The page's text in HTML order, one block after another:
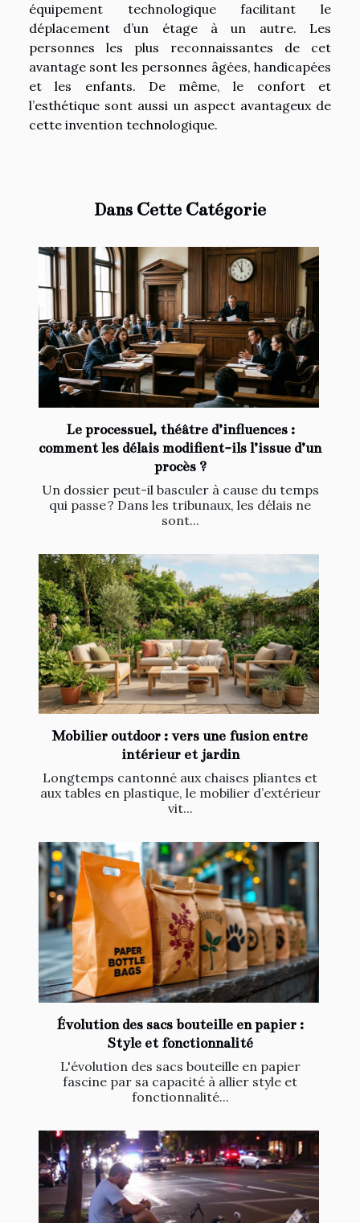
équipement technologique facilitant le
déplacement d’un étage à un autre. Les
personnes les plus reconnaissantes de cet
avantage sont les personnes âgées, handicapées
et les enfants. De même, le confort et
l’esthétique sont aussi un aspect avantageux de
cette invention technologique.
Dans Cette Catégorie
Le processuel, théâtre d’influences :
comment les délais modifient-ils l’issue d’un
procès ?
Un dossier peut-il basculer à cause du temps
qui passe ? Dans les tribunaux, les délais ne
sont...
Mobilier outdoor : vers une fusion entre
intérieur et jardin
Longtemps cantonné aux chaises pliantes et
aux tables en plastique, le mobilier d’extérieur
vit...
Évolution des sacs bouteille en papier :
Style et fonctionnalité
L'évolution des sacs bouteille en papier
fascine par sa capacité à allier style et
fonctionnalité...